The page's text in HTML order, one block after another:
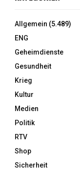
Allgemein (5.489)
ENG
Geheimdienste
Gesundheit
Krieg
Kultur
Medien
Politik
RTV
Shop
Sicherheit